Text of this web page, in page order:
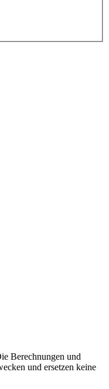
Berechnungen und
und ersetzen keine